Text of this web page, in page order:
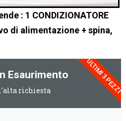
: 1 CONDIZIONATORE
di alimentazione + spina,
Esaurimento
richiesta ULTIMI 3 PEZZI